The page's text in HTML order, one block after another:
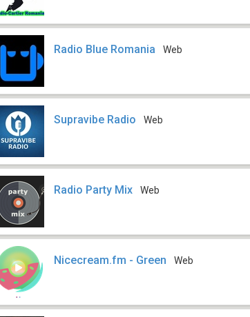
Radio Blue Romania Web
Supravibe Radio Web
Radio Party Mix Web
Nicecream.fm - Green Web